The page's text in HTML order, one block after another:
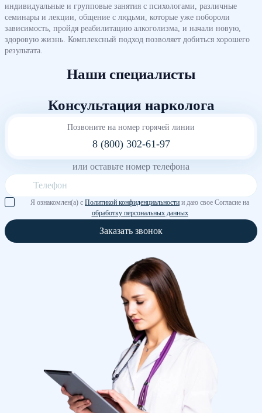
индивидуальные и групповые занятия с психологами, различные
семинары и лекции, общение с людьми, которые уже побороли
зависимость, пройдя реабилитацию алкоголизма, и начали новую,
здоровую жизнь. Комплексный подход позволяет добиться хорошего
результата.
Наши специалисты
Консультация нарколога
Позвоните на номер горячей линии
8 (800) 302-61-97
или оставьте номер телефона
Я ознакомлен(а) с Политикой конфиденциальности и даю свое Согласие на
обработку персональных данных
Заказать звонок